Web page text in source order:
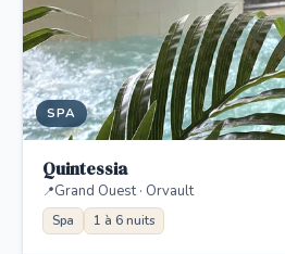
SPA
Quintessia
Grand Ouest · Orvault
Spa 1 à 6 nuits